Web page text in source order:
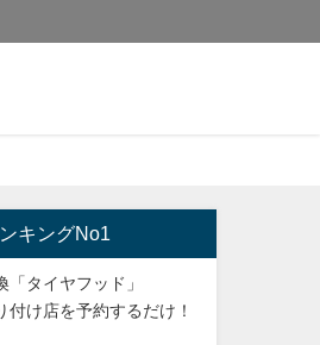
キングNo1
タイヤフッド」
付け店を予約するだけ！